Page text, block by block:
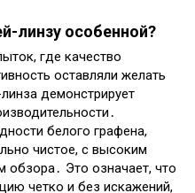
линзу особенной?
где качество
оставляли желать
демонстрирует
белого графена,
чистое, с высоким
обзора․ Это означает, что
четко и без искажений,